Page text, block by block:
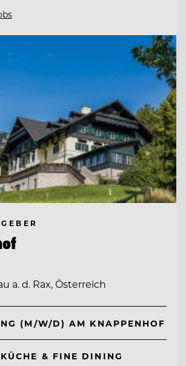
a. d. Rax, Österreich
(M/W/D) AM KNAPPENHOF
& FINE DINING